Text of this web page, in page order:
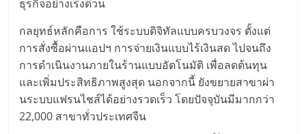
ไชส์
ขาย
หน้า
ธุรกิจอย่างเร่งด่วน
กลยุทธ์หลักคือการ ใช้ระบบดิจิทัลแบบครบวงจร ตั้งแต่
การสั่งซื้อผ่านแอปฯ การจ่ายเงินแบบไร้เงินสด ไปจนถึง
การดำเนินงานภายในร้านแบบอัตโนมัติ เพื่อลดต้นทุน
และเพิ่มประสิทธิภาพสูงสุด นอกจากนี้ ยังขยายสาขาผ่า
นระบบแฟรนไชส์ได้อย่างรวดเร็ว โดยปัจจุบันมีมากกว่า
22,000 สาขาทั่วประเทศจีน